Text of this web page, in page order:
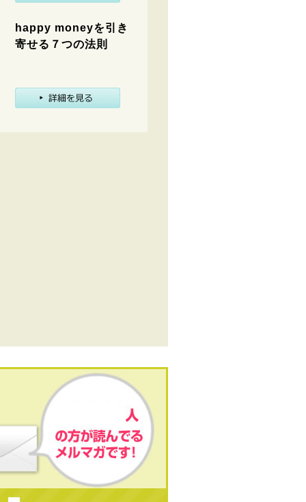
happy moneyを引き
寄せる７つの法則